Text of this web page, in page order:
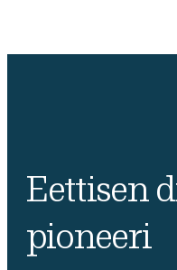
Eettisen
pioneeri